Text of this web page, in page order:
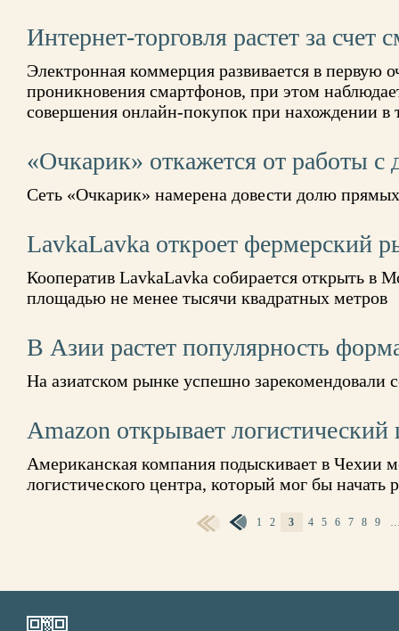
Интернет-торговля растет за счет
Электронная коммерция развивается в первую
проникновения смартфонов, при этом
совершения онлайн-покупок при нахождении в
«Очкарик» откажется от работы с
Сеть «Очкарик» намерена довести долю
LavkaLavka откроет фермерский
Кооператив LavkaLavka собирается открыть в
площадью не менее тысячи квадратных метров
В Азии растет популярность
На азиатском рынке успешно зарекомендовали
Amazon открывает
Американская компания подыскивает в Чехии
логистического центра, который мог бы начать
1 2 3 4 5 6 7 8 9